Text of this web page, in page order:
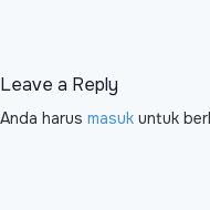
Leave a Reply
Anda harus masuk untuk